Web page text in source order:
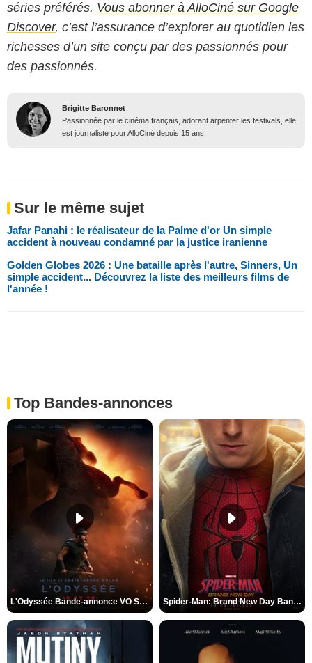
séries préférés. Vous abonner à AlloCiné sur Google
Discover, c’est l’assurance d’explorer au quotidien les
richesses d’un site conçu par des passionnés pour
des passionnés.
Brigitte Baronnet
Passionnée par le cinéma français, adorant arpenter les festivals, elle
est journaliste pour AlloCiné depuis 15 ans.
Sur le même sujet
Jafar Panahi : le réalisateur de la Palme d'or Un simple
accident à nouveau condamné par la justice iranienne
Golden Globes 2026 : Une bataille après l'autre, Sinners, Un
simple accident... Découvrez la liste des meilleurs films de
l'année !
Top Bandes-annonces
L'Odyssée Bande-annonce VO STFR Spider-Man: Brand New Day Bande-annonce VO STFR